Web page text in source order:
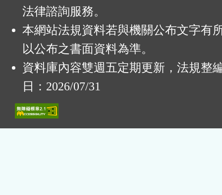
法律諮詢服務。
本網站法規資料若與機關公布文字有
以公布之書面資料為準。
資料庫內容雙週五定期更新，法規整
日：2026/07/31